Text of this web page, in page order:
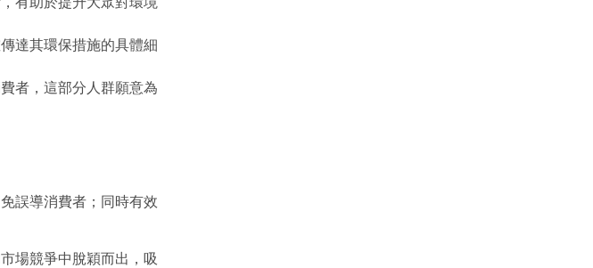
達其環保措施的具體細
者，這部分人群願意為
誤導消費者；同時有效
場競爭中脫穎而出，吸